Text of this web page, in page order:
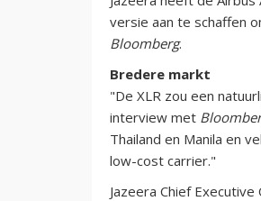
versie aan te schaffen
Bloomberg.
Bredere markt
"De XLR zou een
interview met
Thailand en Manila en
low-cost carrier."
Jazeera Chief